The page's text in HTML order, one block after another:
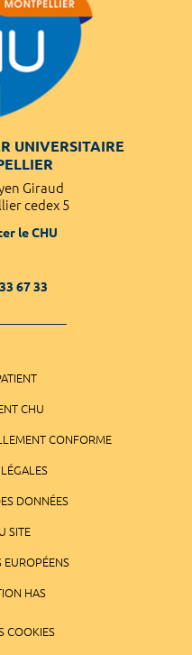
UNIVERSITAIRE
Giraud
cedex 5
le CHU
67 33
CHU
CONFORME
DONNÉES
SITE
EUROPÉENS
HAS
COOKIES